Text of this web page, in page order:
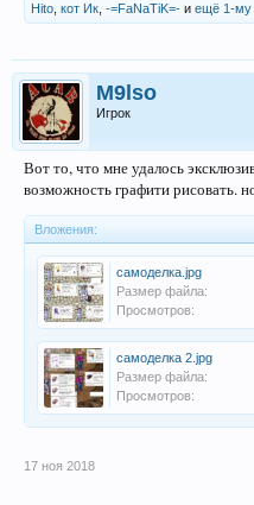
Hito кот Ик -=FaNaTiK=- и ещё 1-му
M9lso
Игрок
Вот то, что мне удалось
возможность графити рисовать.
Вложения:
самоделка.jpg
Размер файла:
Просмотров:
самоделка 2.jpg
Размер файла:
Просмотров:
17 ноя 2018